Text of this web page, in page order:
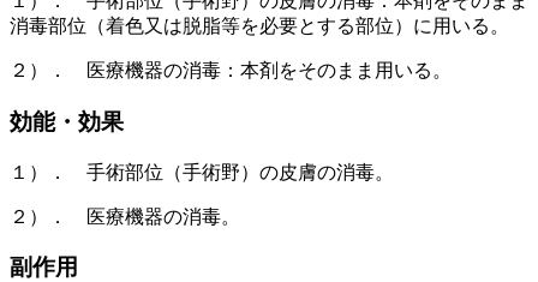
消毒部位（着色又は脱脂等を必要とする部位）に用いる。
２）． 医療機器の消毒：本剤をそのまま用いる。
効能・効果
１）． 手術部位（手術野）の皮膚の消毒。
２）． 医療機器の消毒。
副作用